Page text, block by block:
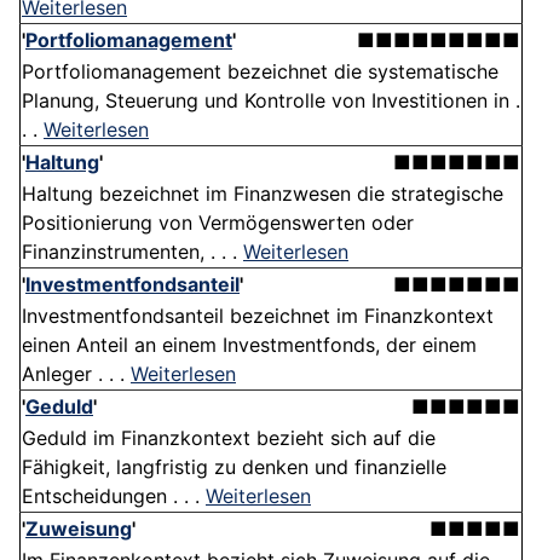
Weiterlesen
'Portfoliomanagement'
■■■■■■■■■
Portfoliomanagement bezeichnet die systematische
Planung, Steuerung und Kontrolle von Investitionen in .
. . Weiterlesen
'Haltung'
■■■■■■■
Haltung bezeichnet im Finanzwesen die strategische
Positionierung von Vermögenswerten oder
Finanzinstrumenten, . . . Weiterlesen
'Investmentfondsanteil'
■■■■■■■
Investmentfondsanteil bezeichnet im Finanzkontext
einen Anteil an einem Investmentfonds, der einem
Anleger . . . Weiterlesen
'Geduld'
■■■■■■
Geduld im Finanzkontext bezieht sich auf die
Fähigkeit, langfristig zu denken und finanzielle
Entscheidungen . . . Weiterlesen
'Zuweisung'
■■■■■